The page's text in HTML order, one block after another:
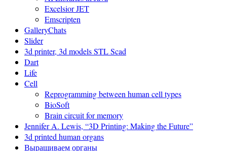
Excelsior JET
Emscripten
GalleryChats
Slider
3d printer, 3d models STL Scad
Dart
Life
Cell
Reprogramming between human cell types
BioSoft
Brain circuit for memory
Jennifer A. Lewis, “3D Printing: Making the Future”
3d printed human organs
Выращиваем органы